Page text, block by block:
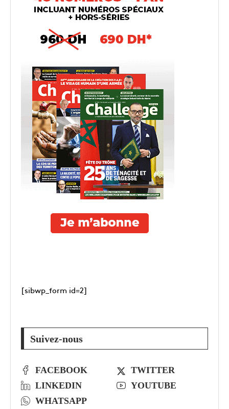
[sibwp_form id=2]
Suivez-nous
FACEBOOK
TWITTER
LINKEDIN
YOUTUBE
WHATSAPP